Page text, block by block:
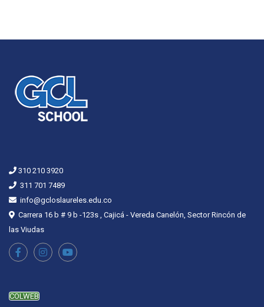
310 210 3920
311 701 7489
info@gcloslaureles.edu.co
Carrera 16 b # 9 b -123s , Cajicá - Vereda Canelón, Sector Rincón de
las Viudas
COLWEB